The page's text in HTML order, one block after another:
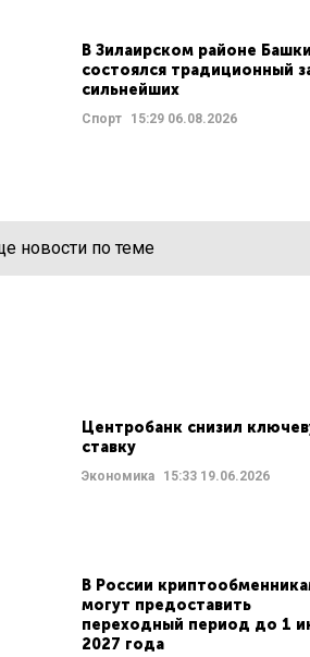
В Зилаирском районе
состоялся традиционный
сильнейших
Спорт 15:2906.08.2026
новости по теме
Центробанк снизил
ставку
Экономика 15:3319.06.2026
В России
могут предоставить
переходный период до 1
2027 года